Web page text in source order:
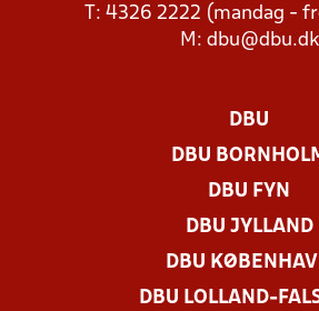
T: 4326 2222 (mandag -
M: dbu@dbu.dk
DBU
DBU
DBU FYN
DBU JYLLAND
DBU
DBU LOLLAND-